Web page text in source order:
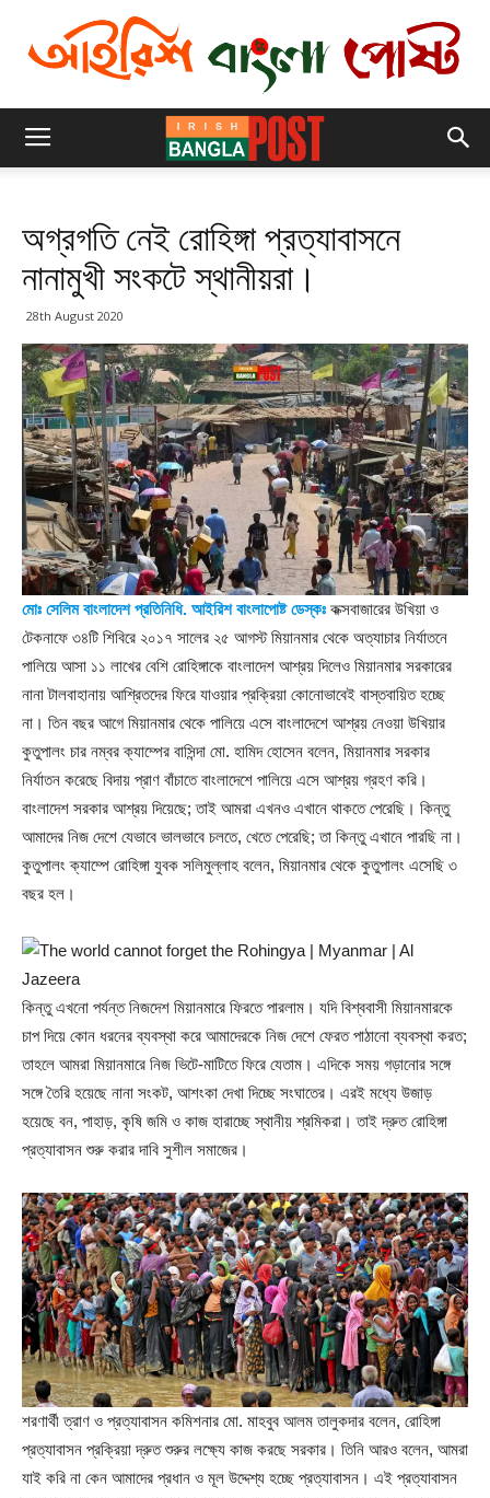
অগ্রগতি নেই রোহিঙ্গা প্রত্যাবাসনে
নানামুখী সংকটে স্থানীয়রা।
28th August 2020
মোঃ সেলিম বাংলাদেশ প্রতিনিধি. আইরিশ বাংলাপোষ্ট ডেস্কঃ কক্সবাজারের উখিয়া ও
টেকনাফে ৩৪টি শিবিরে ২০১৭ সালের ২৫ আগস্ট মিয়ানমার থেকে অত্যাচার নির্যাতনে
পালিয়ে আসা ১১ লাখের বেশি রোহিঙ্গাকে বাংলাদেশ আশ্রয় দিলেও মিয়ানমার সরকারের
নানা টালবাহানায় আশ্রিতদের ফিরে যাওয়ার প্রক্রিয়া কোনোভাবেই বাস্তবায়িত হচ্ছে
না। তিন বছর আগে মিয়ানমার থেকে পালিয়ে এসে বাংলাদেশে আশ্রয় নেওয়া উখিয়ার
কুতুপালং চার নম্বর ক্যাম্পের বাসিন্দা মো. হামিদ হোসেন বলেন, মিয়ানমার সরকার
নির্যাতন করেছে বিদায় প্রাণ বাঁচাতে বাংলাদেশে পালিয়ে এসে আশ্রয় গ্রহণ করি।
বাংলাদেশ সরকার আশ্রয় দিয়েছে; তাই আমরা এখনও এখানে থাকতে পেরেছি। কিন্তু
আমাদের নিজ দেশে যেভাবে ভালভাবে চলতে, খেতে পেরেছি; তা কিন্তু এখানে পারছি না।
কুতুপালং ক্যাম্পে রোহিঙ্গা যুবক সলিমুল্লাহ বলেন, মিয়ানমার থেকে কুতুপালং এসেছি ৩
বছর হল।
কিন্তু এখনো পর্যন্ত নিজদেশ মিয়ানমারে ফিরতে পারলাম। যদি বিশ্ববাসী মিয়ানমারকে
চাপ দিয়ে কোন ধরনের ব্যবস্থা করে আমাদেরকে নিজ দেশে ফেরত পাঠানো ব্যবস্থা করত;
তাহলে আমরা মিয়ানমারে নিজ ভিটে-মাটিতে ফিরে যেতাম। এদিকে সময় গড়ানোর সঙ্গে
সঙ্গে তৈরি হয়েছে নানা সংকট, আশংকা দেখা দিচ্ছে সংঘাতের। এরই মধ্যে উজাড়
হয়েছে বন, পাহাড়, কৃষি জমি ও কাজ হারাচ্ছে স্থানীয় শ্রমিকরা। তাই দ্রুত রোহিঙ্গা
প্রত্যাবাসন শুরু করার দাবি সুশীল সমাজের।
শরণার্থী ত্রাণ ও প্রত্যাবাসন কমিশনার মো. মাহবুব আলম তালুকদার বলেন, রোহিঙ্গা
প্রত্যাবাসন প্রক্রিয়া দ্রুত শুরুর লক্ষ্যে কাজ করছে সরকার। তিনি আরও বলেন, আমরা
যাই করি না কেন আমাদের প্রধান ও মূল উদ্দেশ্য হচ্ছে প্রত্যাবাসন। এই প্রত্যাবাসন